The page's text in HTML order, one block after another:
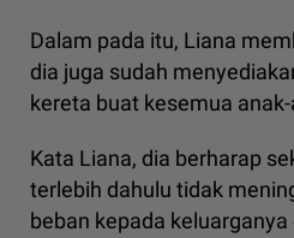
Dalam pada itu, Liana
dia juga sudah
kereta buat kesemua
Kata Liana, dia berharap
terlebih dahulu tidak
beban kepada keluarganya